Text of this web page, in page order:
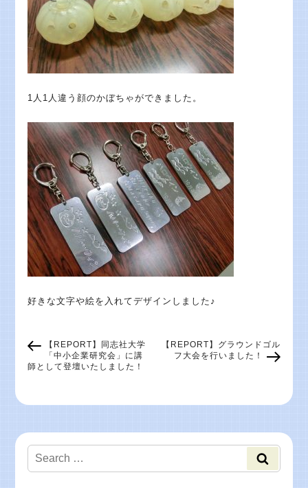
1人1人違う顔のかぼちゃができました。
好きな文字や絵を入れてデザインしました♪
【REPORT】同志社大学
「中小企業研究会」に講
師として登壇いたしました！
【REPORT】グラウンドゴル
フ大会を行いました！